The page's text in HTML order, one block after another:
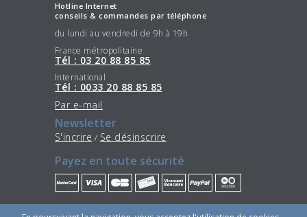
Hotline Internet
conseils & commandes par téléphone
du lundi au vendredi de 9h à 19h
France métropolitaine
Tél : 03 20 88 85 85
International
Tél : 0033 20 88 85 85
Par e-mail
Newsletter
S'incrire / Se désinscrire
Payez en toute sécurité